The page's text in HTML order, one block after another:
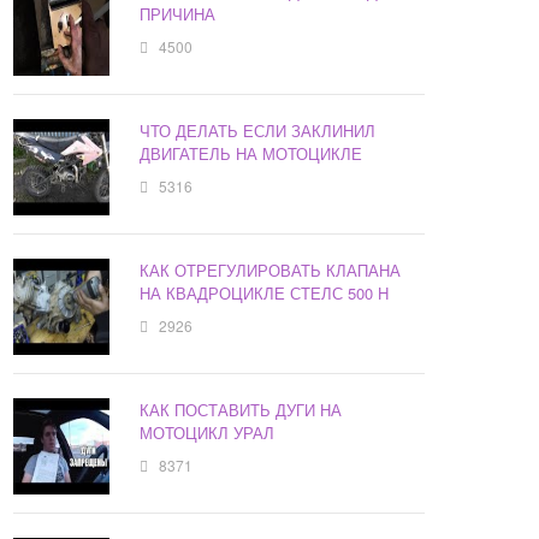
ПРИЧИНА
4500
ЧТО ДЕЛАТЬ ЕСЛИ ЗАКЛИНИЛ
ДВИГАТЕЛЬ НА МОТОЦИКЛЕ
5316
КАК ОТРЕГУЛИРОВАТЬ КЛАПАНА
НА КВАДРОЦИКЛЕ СТЕЛС 500 H
2926
КАК ПОСТАВИТЬ ДУГИ НА
МОТОЦИКЛ УРАЛ
8371